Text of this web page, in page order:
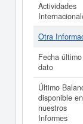
Actividades
Otra
Fecha último
dato
Último
disponible en
nuestros
Informes